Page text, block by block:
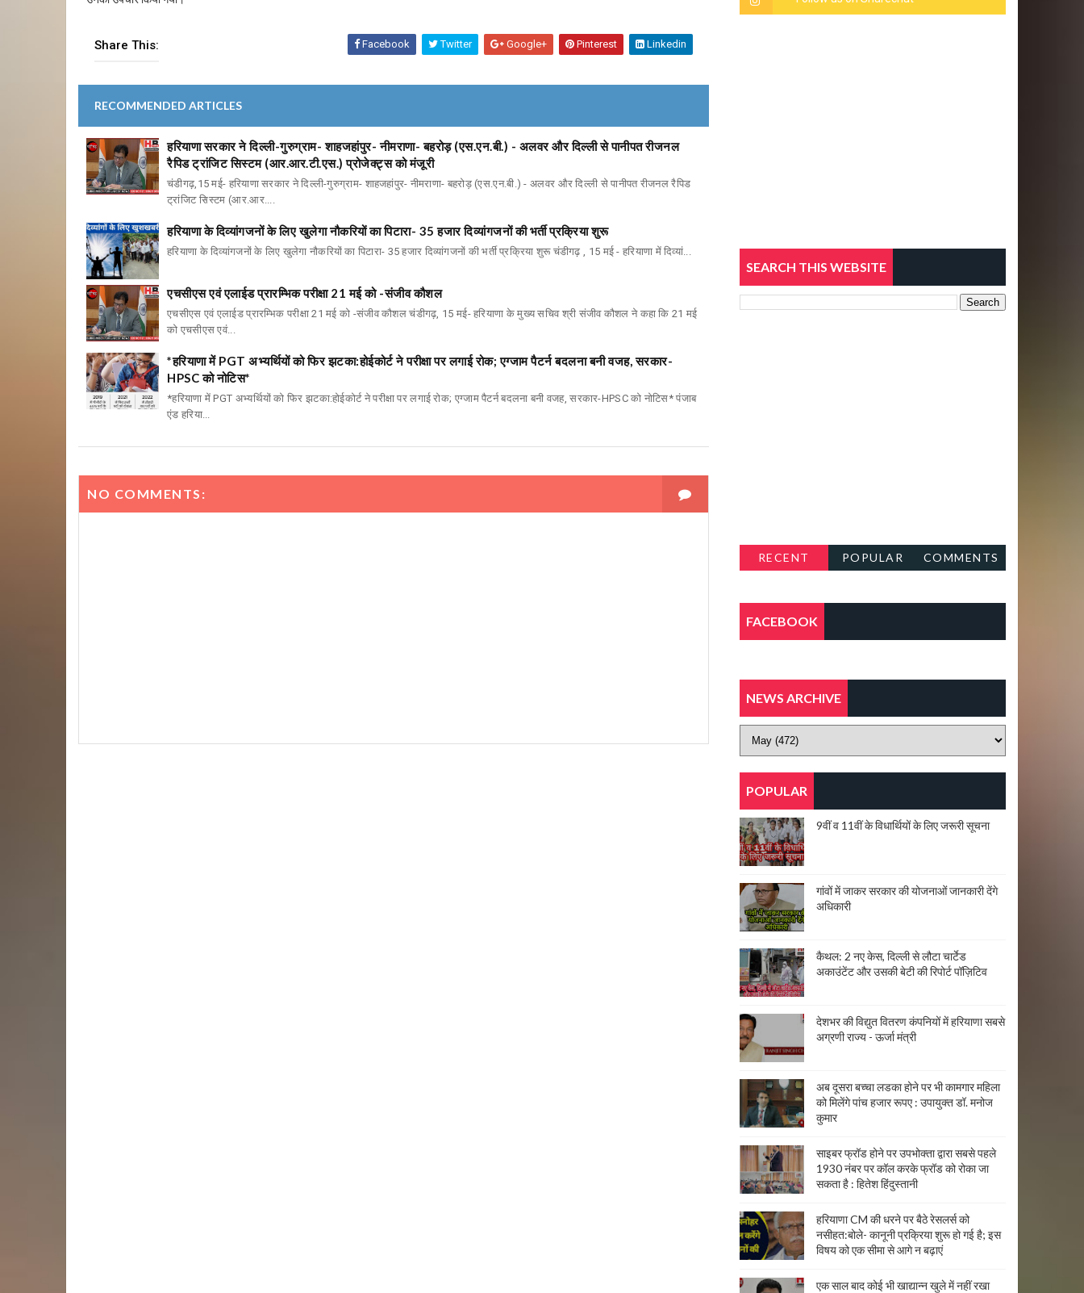
Share This: Facebook Twitter Google+ Pinterest Linkedin
RECOMMENDED ARTICLES
हरियाणा सरकार ने दिल्ली-गुरुग्राम- शाहजहांपुर- नीमराणा- बहरोड़ (एस.एन.बी.) - अलवर और दिल्ली से पानीपत रीजनल
रैपिड ट्रांजिट सिस्टम (आर.आर.टी.एस.) प्रोजेक्ट्स को मंजूरी
चंडीगढ़,15 मई- हरियाणा सरकार ने दिल्ली-गुरुग्राम- शाहजहांपुर- नीमराणा- बहरोड़ (एस.एन.बी.) - अलवर और दिल्ली से पानीपत रीजनल रैपिड
ट्रांजिट सिस्टम (आर.आर....
हरियाणा के दिव्यांगजनों के लिए खुलेगा नौकरियों का पिटारा- 35 हजार दिव्यांगजनों की भर्ती प्रक्रिया शुरू
हरियाणा के दिव्यांगजनों के लिए खुलेगा नौकरियों का पिटारा- 35 हजार दिव्यांगजनों की भर्ती प्रक्रिया शुरू चंडीगढ़ , 15 मई - हरियाणा में दिव्यां...
एचसीएस एवं एलाईड प्रारम्भिक परीक्षा 21 मई को -संजीव कौशल
एचसीएस एवं एलाईड प्रारम्भिक परीक्षा 21 मई को -संजीव कौशल चंडीगढ़, 15 मई- हरियाणा के मुख्य सचिव श्री संजीव कौशल ने कहा कि 21 मई
को एचसीएस एवं...
*हरियाणा में PGT अभ्यर्थियों को फिर झटका:होईकोर्ट ने परीक्षा पर लगाई रोक; एग्जाम पैटर्न बदलना बनी वजह, सरकार-
HPSC को नोटिस*
*हरियाणा में PGT अभ्यर्थियों को फिर झटका:होईकोर्ट ने परीक्षा पर लगाई रोक; एग्जाम पैटर्न बदलना बनी वजह, सरकार-HPSC को नोटिस* पंजाब
एंड हरिया...
NO COMMENTS:
SEARCH THIS WEBSITE
RECENT POPULAR COMMENTS
FACEBOOK
NEWS ARCHIVE
POPULAR
9वीं व 11वीं के विधार्थियों के लिए जरूरी सूचना
गांवों में जाकर सरकार की योजनाओं जानकारी देंगे
अधिकारी
कैथल: 2 नए केस, दिल्ली से लौटा चार्टेड
अकाउंटेंट और उसकी बेटी की रिपोर्ट पॉज़िटिव
देशभर की विद्युत वितरण कंपनियों में हरियाणा सबसे
अग्रणी राज्य - ऊर्जा मंत्री
अब दूसरा बच्चा लडका होने पर भी कामगार महिला
को मिलेंगे पांच हजार रूपए : उपायुक्त डॉ. मनोज
कुमार
साइबर फ्रॉड होने पर उपभोक्ता द्वारा सबसे पहले
1930 नंबर पर कॉल करके फ्रॉड को रोका जा
सकता है : हितेश हिंदुस्तानी
हरियाणा CM की धरने पर बैठे रेसलर्स को
नसीहत:बोले- कानूनी प्रक्रिया शुरू हो गई है; इस
विषय को एक सीमा से आगे न बढ़ाएं
एक साल बाद कोई भी खाद्यान्न खुले में नहीं रखा